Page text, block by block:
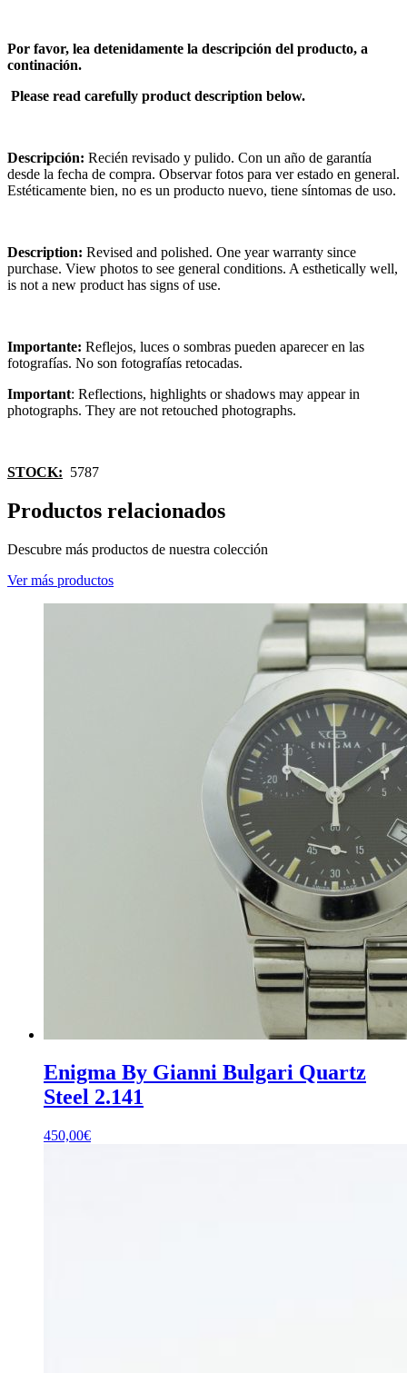
Por favor, lea detenidamente la descripción del producto, a
continación.
Please read carefully product description below.
Descripción: Recién revisado y pulido. Con un año de garantía
desde la fecha de compra. Observar fotos para ver estado en general.
Estéticamente bien, no es un producto nuevo, tiene síntomas de uso.
Description: Revised and polished. One year warranty since
purchase. View photos to see general conditions. A esthetically well,
is not a new product has signs of use.
Importante: Reflejos, luces o sombras pueden aparecer en las
fotografías. No son fotografías retocadas.
Important: Reflections, highlights or shadows may appear in
photographs. They are not retouched photographs.
STOCK: 5787
Productos relacionados
Descubre más productos de nuestra colección
Ver más productos
Enigma By Gianni Bulgari Quartz
Steel 2.141
450,00€